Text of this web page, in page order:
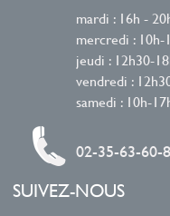
mardi : 16h -
mercredi : 10h-
jeudi : 12h30-
vendredi :
samedi : 10h-
02-35-63-60-
SUIVEZ-NOUS